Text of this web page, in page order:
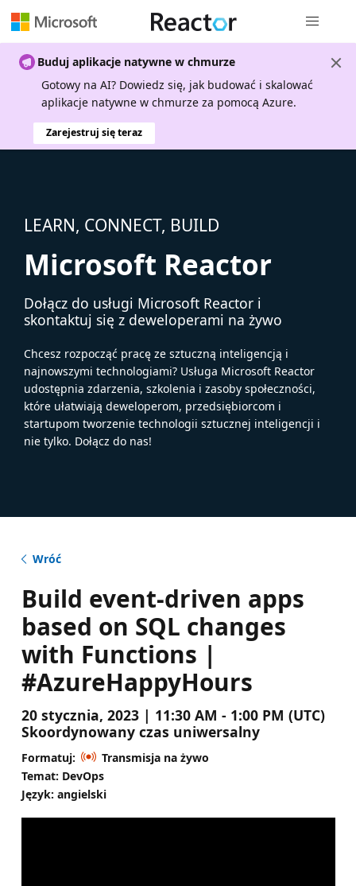
Buduj aplikacje natywne w chmurze
Gotowy na AI? Dowiedz się, jak budować i skalować
aplikacje natywne w chmurze za pomocą Azure.
Zarejestruj się teraz
LEARN, CONNECT, BUILD
Microsoft Reactor
Dołącz do usługi Microsoft Reactor i
skontaktuj się z deweloperami na żywo
Chcesz rozpocząć pracę ze sztuczną inteligencją i
najnowszymi technologiami? Usługa Microsoft Reactor
udostępnia zdarzenia, szkolenia i zasoby społeczności,
które ułatwiają deweloperom, przedsiębiorcom i
startupom tworzenie technologii sztucznej inteligencji i
nie tylko. Dołącz do nas!
Wróć
Build event-driven apps
based on SQL changes
with Functions |
#AzureHappyHours
20 stycznia, 2023 | 11:30 AM - 1:00 PM (UTC)
Skoordynowany czas uniwersalny
Formatuj:
Transmisja na żywo
Temat: DevOps
Język: angielski